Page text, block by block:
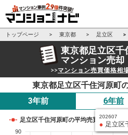
トップページ 東京都 足立区
東京都足立区千
マンション売却
>>マンション売買価格相
東京都足立区千住河原町
3年前
6年前
足立区千住河原町の平均売買㎡単価
90
202607
● 足立区